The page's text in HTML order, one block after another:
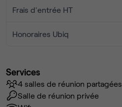
Frais d'entrée HT
Honoraires Ubiq
Services
4 salles de réunion partagées
Salle de réunion privée